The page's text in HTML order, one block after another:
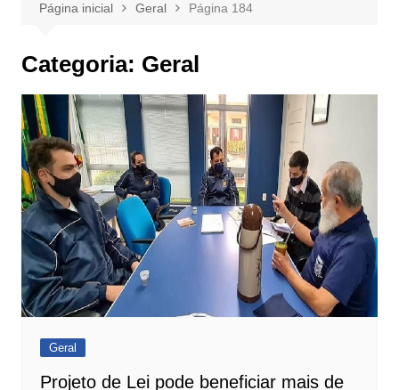
Página inicial Geral Página 184
Categoria: Geral
Geral
Projeto de Lei pode beneficiar mais de